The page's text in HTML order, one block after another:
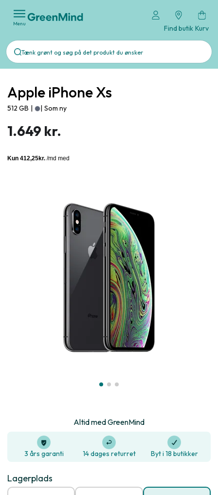
Menu
Find butik Kurv
Apple iPhone Xs
512 GB | | Som ny
1.649 kr.
Altid med GreenMind
3 års garanti 14 dages returret Byt i 18 butikker
Lagerplads